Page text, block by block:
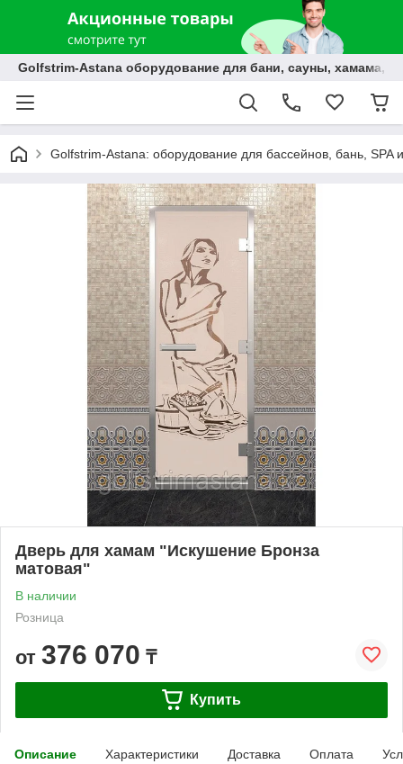
Golfstrim-Astana оборудование для бани, сауны, хамама,
Golfstrim-Astana: оборудование для бассейнов, бань, SPA
Дверь для хамам "Искушение Бронза
матовая"
В наличии
Розница
от 376 070 ₸
Купить
Описание Характеристики Доставка Оплата